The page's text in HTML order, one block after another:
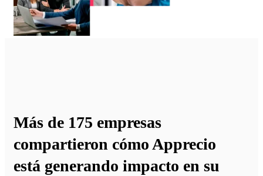
Más de 175 empresas
compartieron cómoApprecio
está generando impacto en su